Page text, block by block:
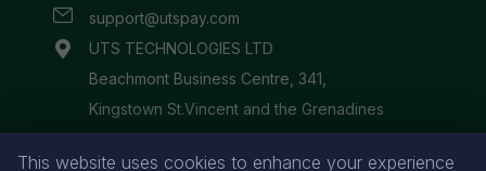
This website uses cookies to enhance your experience